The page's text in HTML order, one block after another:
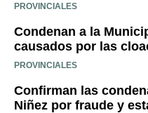
PROVINCIALES
Condenan a la
causados por las
PROVINCIALES
Confirman las
Niñez por fraude y